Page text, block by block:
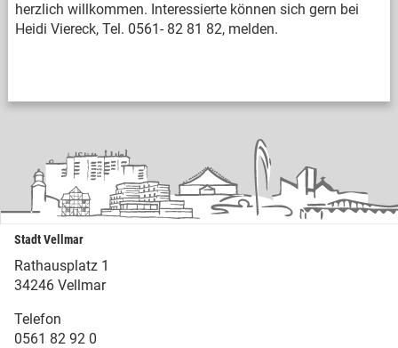
herzlich willkommen. Interessierte können sich gern bei
Heidi Viereck, Tel. 0561- 82 81 82, melden.
Stadt Vellmar
Rathausplatz 1
34246 Vellmar
Telefon
0561 82 92 0